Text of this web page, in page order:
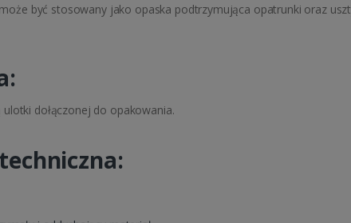
być stosowany jako opaska podtrzymująca opatrunki oraz
dołączonej do opakowania.